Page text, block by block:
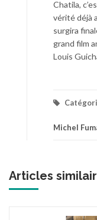
Chatila,
vérité déjà
surgira
grand film
Louis
Michel
Articles